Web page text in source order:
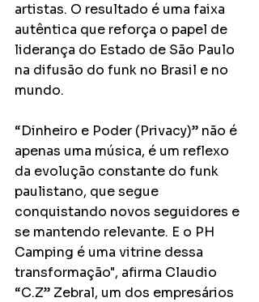
artistas. O resultado é uma faixa
autêntica que reforça o papel de
liderança do Estado de São Paulo
na difusão do funk no Brasil e no
mundo.
“Dinheiro e Poder (Privacy)” não é
apenas uma música, é um reflexo
da evolução constante do funk
paulistano, que segue
conquistando novos seguidores e
se mantendo relevante. E o PH
Camping é uma vitrine dessa
transformação", afirma Claudio
“C.Z” Zebral, um dos empresários